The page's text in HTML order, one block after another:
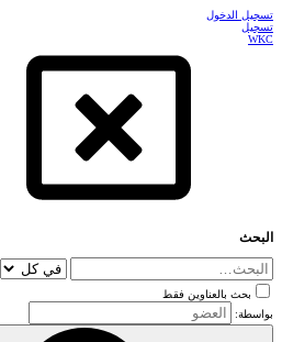
تسجيل الدخول
تسجيل
WKC
البحث
بحث بالعناوين فقط
بواسطة: